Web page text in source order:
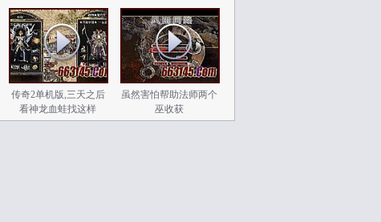
传奇2单机版,三天之后
看神龙血蛙找这样
虽然害怕帮助法师两个
巫收获